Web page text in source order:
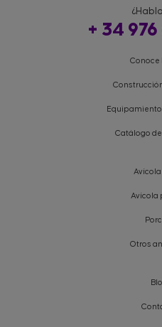
+ 34
Conoce
Catálogo
Avícola
Otros